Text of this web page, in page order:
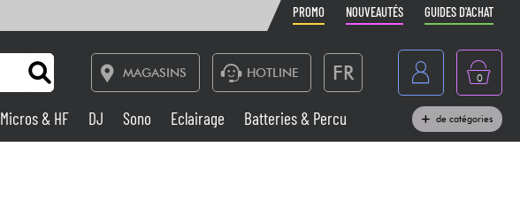
PROMO NOUVEAUTÉS GUIDES D'ACHAT
MAGASINS HOTLINE FR
Belgique
België
0
Micros & HF DJ Sono Eclairage
Batteries & Percu
de catégories